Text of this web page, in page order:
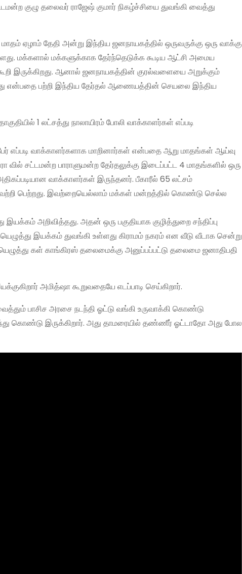
குழு தலைவர் ராஜேஷ் குமார் நிகழ்ச்சியை துவங்கி வைத்து
ஏழாம் தேதி அன்று இந்திய ஜனநாயகத்தில் ஒருவருக்கு ஒரு வாக்கு
மக்களால் மக்களுக்காக தேர்ந்தெடுக்க கூடிய ஆட்சி அமைய
இருக்கிறது. ஆனால் ஜனநாயகத்தின் குரல்வளையை அறுக்கும்
என்பதை பற்றி இந்திய தேர்தல் ஆணையத்தின் செயலை இந்திய
1 லட்சத்து நாலாயிரம் போலி வாக்காளர்கள் எப்படி
எப்படி வாக்காளர்களாக மாறினார்கள் என்பதை ஆறு மாதங்கள் ஆய்வு
வில் சட்டமன்ற பாராளுமன்ற தேர்தலுக்கு இடைப்பட்ட 4 மாதங்களில் ஒரு
வாக்காளர்கள் இருந்தனர். பீகாரீல் 65 லட்சம்
பெற்றது. இவற்றையெல்லாம் மக்கள் மன்றத்தில் கொண்டு செல்ல
அறிவித்தது. அதன் ஒரு பகுதியாக குழித்துறை சந்திப்பு
இயக்கம் துவங்கி உள்ளது கிராமம் நகரம் என வீடு வீடாக சென்று
கள் காங்கிரஸ் தலைமைக்கு அனுப்பப்பட்டு தலைமை ஜனாதிபதி
அமித்ஷா கூறுவதையே எடப்பாடி செய்கிறார்.
பாசிச அரசை நடந்தி ஓட்டு வங்கி உருவாக்கி கொண்டு
கொண்டு இருக்கிறார். அது தாமரையில் தண்ணீர் ஓட்டாதோ அது போல